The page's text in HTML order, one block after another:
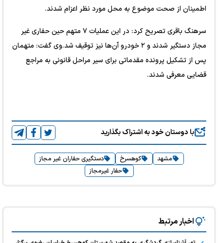
اطمینان از صحت‌ موضوع به محل مورد نظر اعزام شدند.
سرهنگ باقری تصریح کرد: در این عملیات ۷ متهم حین حفاری غیر
مجاز دستگیر شدند و ۲ خودرو آن‌ها نیز توقیف شد.وی گفت: متهمان
پس از تشکیل پرونده مقدماتی برای سیر مراحل قانونی به مراجع
قضایی معرفی شدند.
با دوستان خود به اشتراک بگذارید
مشهد کوهسرخ
دستگیری حفاران غیر مجاز
حفار غیرمجاز
اخبار مرتبط